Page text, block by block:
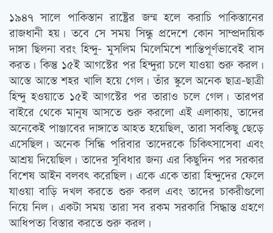
১৯৪৭ সালে পাকিস্তান রাষ্ট্রের জন্ম হলে করাচি পাকিস্তানের
রাজধানী হয়। তবে সে সময় সিন্ধু প্রদেশে কোন সাম্প্রদায়িক
দাঙ্গা ছিলনা বরং হিন্দু- মুসলিম মিলেমিশে শান্তিপূর্ণভাবেই বাস
করত। কিন্তু ১৫ই আগস্টের পর হিন্দুরা চলে যাওয়া শুরু করল।
আস্তে আস্তে শহর খালি হয়ে গেল। তাঁর স্কুলে অনেক ছাত্র-ছাত্রী
হিন্দু হওয়াতে ১৫ই আগস্টের পর তারাও চলে গেল। তারপর
বাইরে থেকে মানুষ আসতে শুরু করলো এই এলাকায়, তাদের
অনেকেই পাঞ্জাবের দাঙ্গাতে আহত হয়েছিল, তারা সবকিছু ছেড়ে
এসেছিল। অনেক সিন্ধি পরিবার তাদেরকে চিকিৎসাসেবা এবং
আশ্রয় দিয়েছিল। তাদের সুবিধার জন্য এর কিছুদিন পর সরকার
বিশেষ আইন বলবৎ করেছিল। একে একে তারা হিন্দুদের ফেলে
যাওয়া বাড়ি দখল করতে শুরু করল এবং তাদের চাকরীগুলো
নিয়ে নিল। একটা সময় তারা সব রকম সরকারি সিদ্ধান্ত গ্রহণে
আধিপত্য বিস্তার করতে শুরু করল।